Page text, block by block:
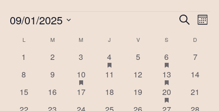
Évènements
R
N
Mois
09/01/2025
date.
L MMARDI M MERCREDI
J VVENDREDIS D
0
1
0
2
0
évènements
3
1
é
v
è
4has
featured
évènements
0
évènements
5
1
é
v
è
n
6has
featured
évènements
0
7
0
8
0
évènements
9
1
é
v
10has
featured
évènements
0
11
0
évènements
12
1
é
v
13has
featured
évènements
0
14
0
15
0
16
0
17
0
18
0
évènements
19
1
é
20
has
featured
évènements
0
21
has
has
has